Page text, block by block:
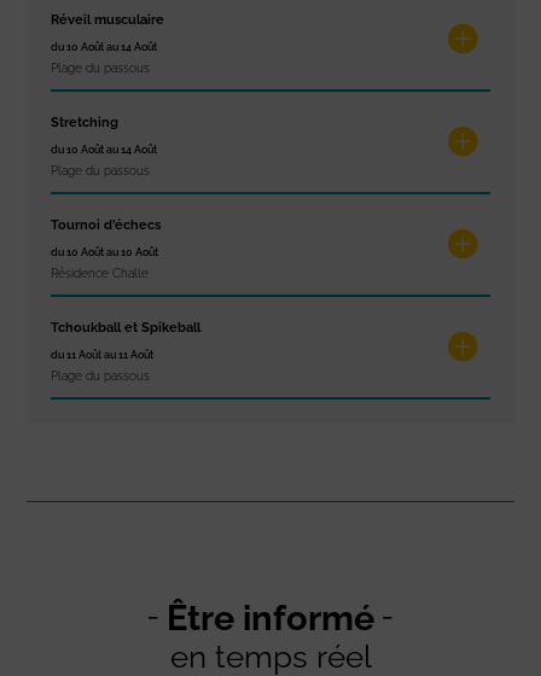
Réveil musculaire
du 10 Août au 14 Août
Plage du passous
Stretching
du 10 Août au 14 Août
Plage du passous
Tournoi d’échecs
du 10 Août au 10 Août
Résidence Challe
Tchoukball et Spikeball
du 11 Août au 11 Août
Plage du passous
Être informé
en temps réel